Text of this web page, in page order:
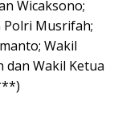
Wicaksono;
Polri Musrifah;
Wakil
dan Wakil Ketua